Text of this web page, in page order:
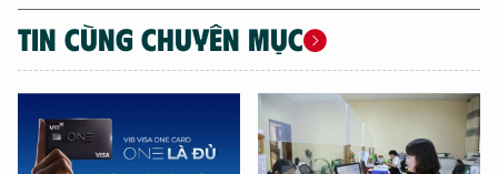
TIN CÙNG CHUYÊN MỤC